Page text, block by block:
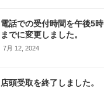
電話での受付時間を午後5時
までに変更しました。
7月 12, 2024
店頭受取を終了しました。